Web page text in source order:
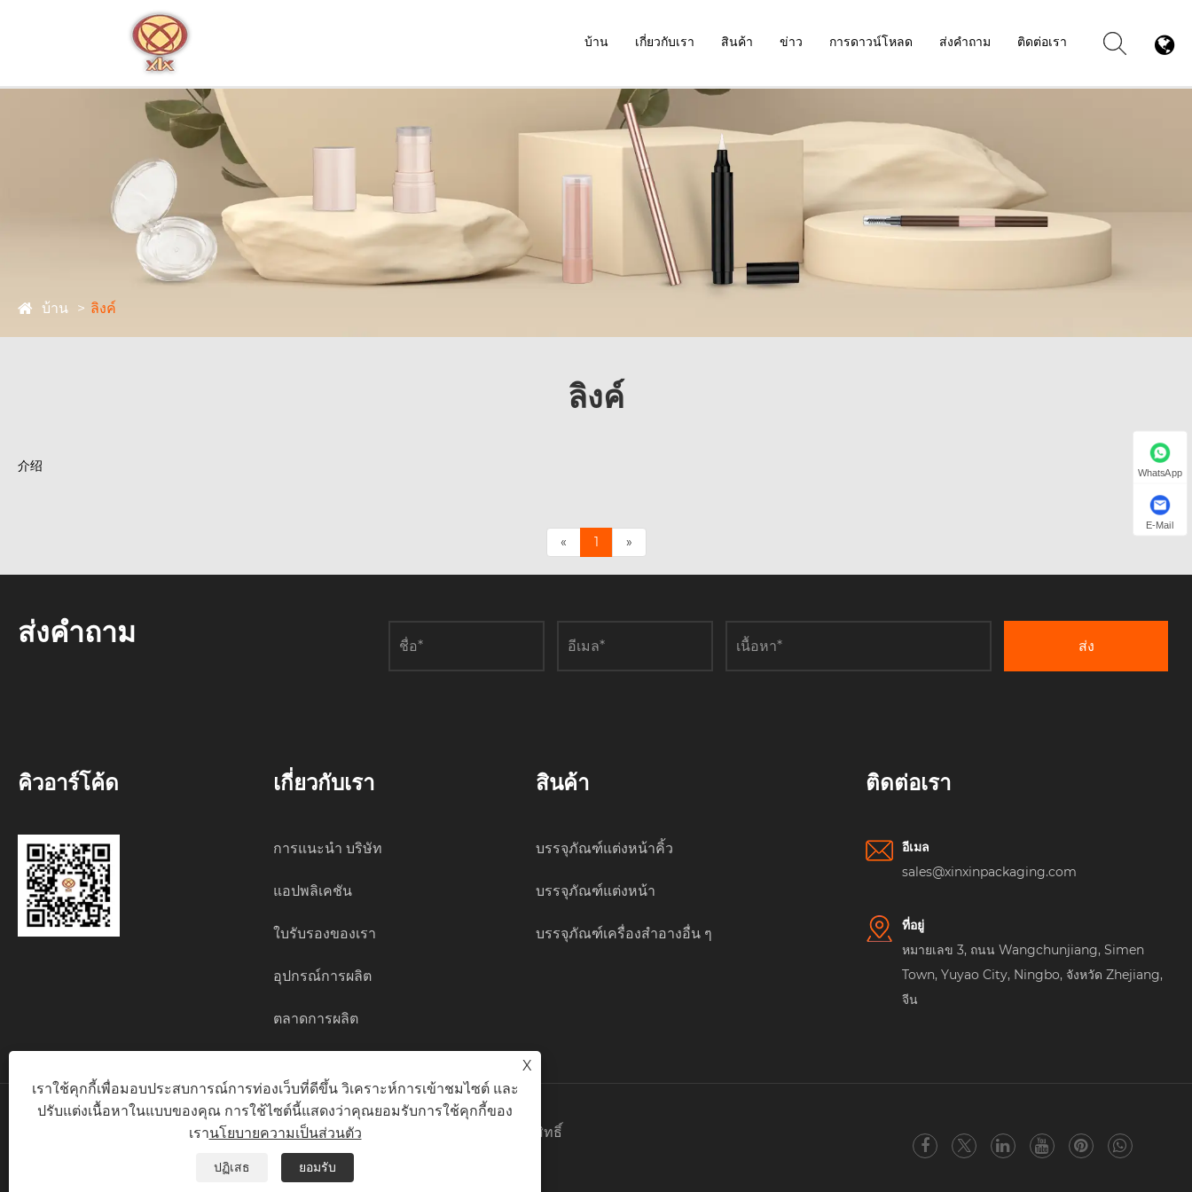
บ้าน เกี่ยวกับเรา สินค้า ข่าว การดาวน์โหลด ส่งคำถาม ติดต่อเรา
บ้าน ลิงค์
ลิงค์
介绍
« 1 »
ส่งคำถาม ส่ง
คิวอาร์โค้ด เกี่ยวกับเรา
การแนะนำ บริษัท
แอปพลิเคชัน
ใบรับรองของเรา
อุปกรณ์การผลิต
ตลาดการผลิต
สินค้า
บรรจุภัณฑ์แต่งหน้าคิ้ว
บรรจุภัณฑ์แต่งหน้า
บรรจุภัณฑ์เครื่องสำอางอื่น ๆ
ติดต่อเรา
อีเมล
sales@xinxinpackaging.com
ที่อยู่
หมายเลข 3, ถนน Wangchunjiang, Simen
Town, Yuyao City, Ningbo, จังหวัด Zhejiang,
จีน
ลิขสิทธิ์© 2025 Ningbo Xinxin Cosmetics Packaging Co. , Ltd. สงวนลิขสิทธิ์
XML นโยบายความเป็นส่วนตัว
WhatsApp
E-Mail
X
เราใช้คุกกี้เพื่อมอบประสบการณ์การท่องเว็บที่ดีขึ้น วิเคราะห์การเข้าชมไซต์ และ
ปรับแต่งเนื้อหาในแบบของคุณ การใช้ไซต์นี้แสดงว่าคุณยอมรับการใช้คุกกี้ของ
เรานโยบายความเป็นส่วนตัว
ปฏิเสธ ยอมรับ